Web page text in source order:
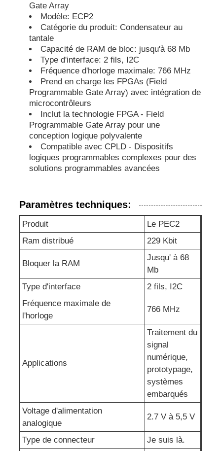
Ne pas éclairer
Circuit intégré EPROM
IC de l'UART
Le détecteur d'ADC
Circuits intégrés RF
Module GPS
Module de puissance
Antenne de communication
Puce de gestion de l'alimentation
Gate Array
Modèle: ECP2
Catégorie du produit: Condensateur au
tantale
Capacité de RAM de bloc: jusqu'à 68 Mb
Type d'interface: 2 fils, I2C
Fréquence d'horloge maximale: 766 MHz
Prend en charge les FPGAs (Field
Programmable Gate Array) avec intégration de
microcontrôleurs
Inclut la technologie FPGA - Field
Programmable Gate Array pour une
conception logique polyvalente
Compatible avec CPLD - Dispositifs
logiques programmables complexes pour des
solutions programmables avancées
Paramètres techniques:
Produit
Le PEC2
Ram distribué
229 Kbit
Bloquer la RAM
Jusqu' à 68
Mb
Type d'interface
2 fils, I2C
Fréquence maximale de
l'horloge
766 MHz
Applications
Traitement du
signal
numérique,
prototypage,
systèmes
embarqués
Voltage d'alimentation
analogique
2.7 V à 5,5 V
Type de connecteur Je suis là.